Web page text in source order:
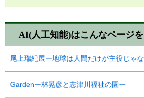
AI(人工知能)はこんなページ
尾上瑞紀展ー地球は人間だけが主役じゃ
Gardenー林晃彦と志津川福祉の園ー